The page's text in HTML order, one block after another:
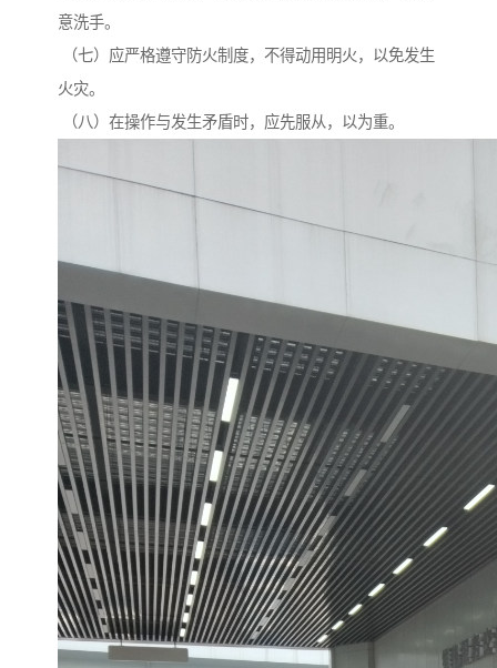
意洗手。
（七）应严格遵守防火制度，不得动用明火，以免发生
火灾。
（八）在操作与发生矛盾时，应先服从，以为重。